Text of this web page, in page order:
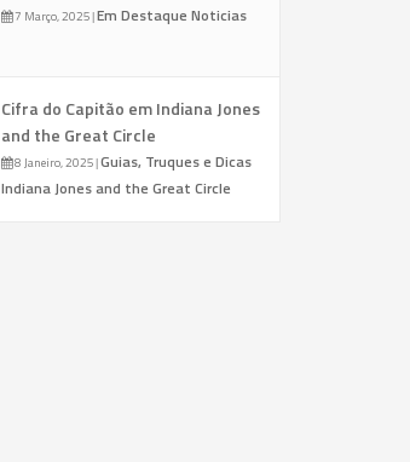
7 Março, 2025|Em Destaque Noticias
Cifra do Capitão em Indiana Jones
and the Great Circle
8 Janeiro, 2025|Guias, Truques e Dicas
Indiana Jones and the Great Circle